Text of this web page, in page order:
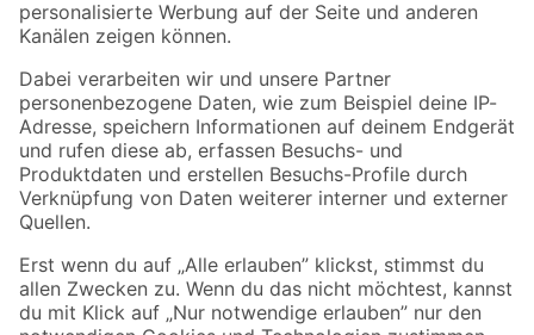
Folge uns
Zahlungsarten Versandarten
Sicher einkaufen
Jetzt die toom-App herunterladen